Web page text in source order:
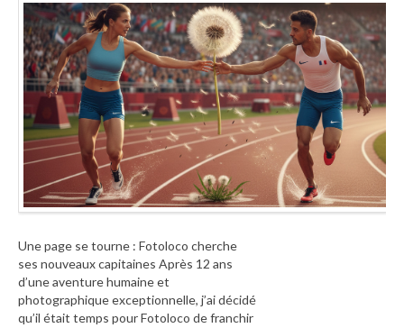
Une page se tourne : Fotoloco cherche
ses nouveaux capitaines Après 12 ans
d’une aventure humaine et
photographique exceptionnelle, j’ai décidé
qu’il était temps pour Fotoloco de franchir